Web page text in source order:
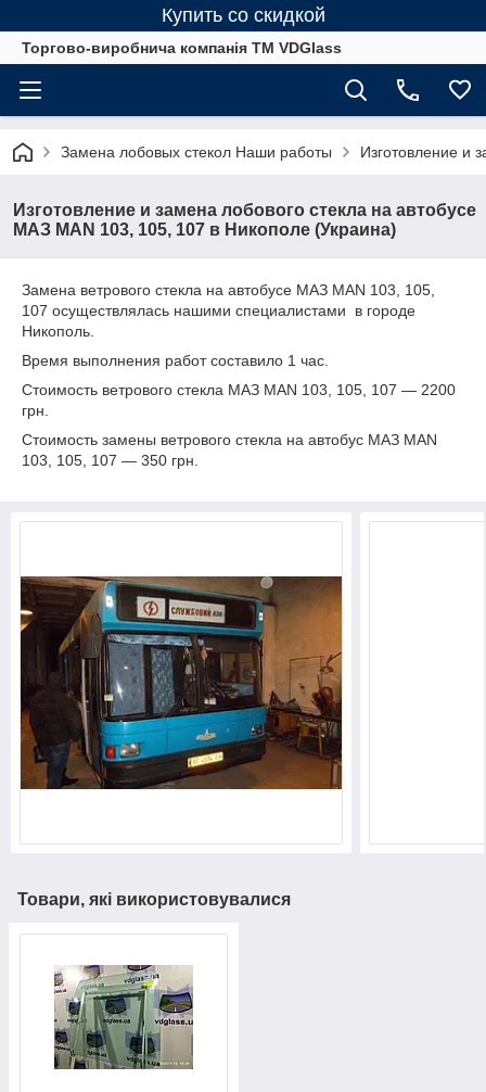
Купить со скидкой
Торгово-виробнича компанія ТМ VDGlass
Замена лобовых стекол Наши работы Изготовление и
Изготовление и замена лобового стекла на автобусе
МАЗ MAN 103, 105, 107 в Никополе (Украина)
Замена ветрового стекла на автобусе МАЗ MAN 103, 105,
107 осуществлялась нашими специалистами в городе
Никополь.
Время выполнения работ составило 1 час.
Стоимость ветрового стекла МАЗ MAN 103, 105, 107 ― 2200
грн.
Стоимость замены ветрового стекла на автобус МАЗ MAN
103, 105, 107 ― 350 грн.
Товари, які використовувалися